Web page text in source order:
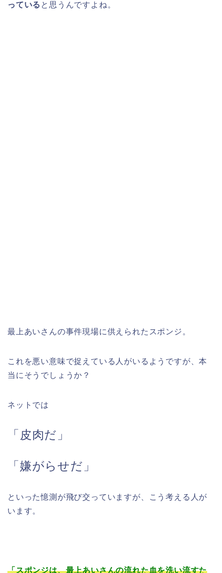
っている と思うんですよね。
最上あいさんの事件現場に供えられたスポンジ。
これを悪い意味で捉えている人がいるようですが、本
当にそうでしょうか？
ネットでは
「皮肉だ」
「嫌がらせだ」
といった憶測が飛び交っていますが、こう考える人が
います。
「スポンジは、最上あいさんの流れた血を洗い流すた